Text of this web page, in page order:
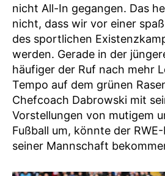
nicht All-In gegangen. Das
nicht, dass wir vor einer
des sportlichen
werden. Gerade in der
häufiger der Ruf nach mehr
Tempo auf dem grünen
Chefcoach Dabrowski mit
Vorstellungen von mutigem
Fußball um, könnte der
seiner Mannschaft